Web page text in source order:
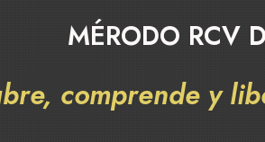
MÉRODO RCV
comprende y